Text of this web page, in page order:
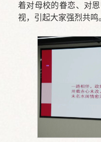
着对母校的眷恋、对
视，引起大家强烈共鸣